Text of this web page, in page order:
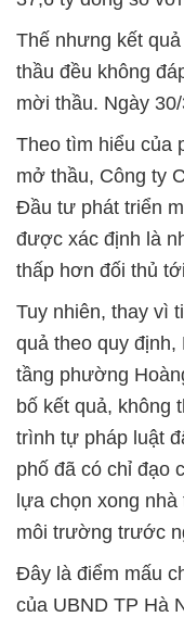
Thế nhưng kết
thầu đều không
mời thầu. Ngày
Theo tìm hiểu của
mở thầu, Công ty
Đầu tư phát triển
được xác định là
thấp hơn đối thủ
Tuy nhiên, thay vì
quả theo quy
tầng phường
bố kết quả, không
trình tự pháp luật
phố đã có chỉ đạo
lựa chọn xong
môi trường trước
Đây là điểm mấu
của UBND TP Hà